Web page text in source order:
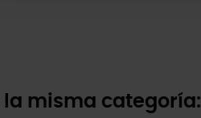
misma categoría: